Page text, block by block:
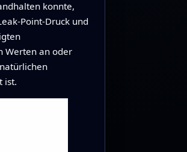
konnte,
Point-Druck und
Werten an oder
ist.